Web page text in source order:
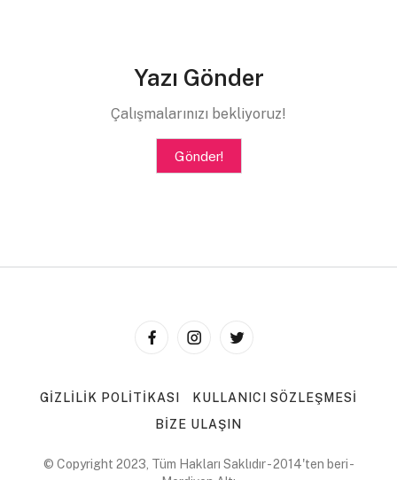
Yazı Gönder
Çalışmalarınızı bekliyoruz!
Gönder!
GIZLILIK POLITIKASI
KULLANICI SÖZLEŞMESI
BIZE ULAŞIN
© Copyright 2023, Tüm Hakları Saklıdır - 2014'ten beri -